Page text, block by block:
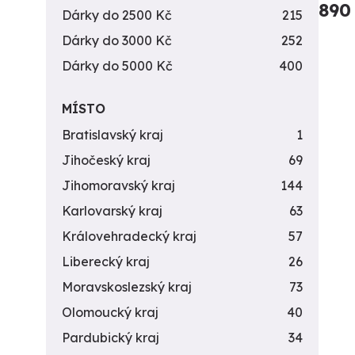
Dárky do 2500 Kč
215
Dárky do 3000 Kč
252
Dárky do 5000 Kč
400
MÍSTO
Bratislavský kraj
1
Jihočeský kraj
69
Jihomoravský kraj
144
Karlovarský kraj
63
Královehradecký kraj
57
Liberecký kraj
26
Moravskoslezský kraj
73
Olomoucký kraj
40
Pardubický kraj
34